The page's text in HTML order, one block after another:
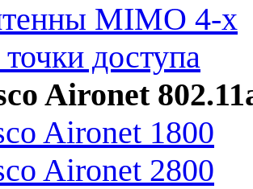
MIMO 4-x
доступа
Aironet
Aironet 1800
Aironet 2800